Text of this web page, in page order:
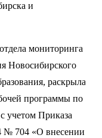
и
мониторинга и
Новосибирского
раскрыла
программы по
учетом Приказа
№ 704 «О внесении